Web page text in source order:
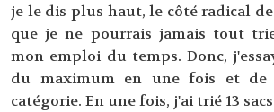
je le dis plus haut, le côté radical
que je ne pourrais jamais tout
mon emploi du temps. Donc,
du maximum en une fois et de
catégorie. En une fois, j'ai trié 13 sacs